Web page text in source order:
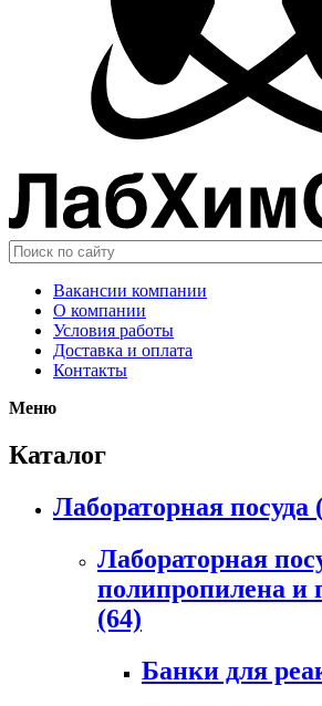
Вакансии компании
О компании
Условия работы
Доставка и оплата
Контакты
Меню
Каталог
Лабораторная посуда
Лабораторная
полипропилена и
(64)
Банки для